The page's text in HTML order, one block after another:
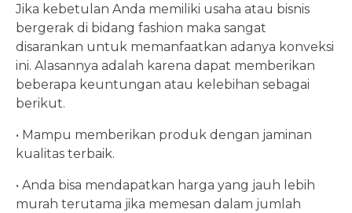
Jika kebetulan Anda memiliki usaha atau bisnis
bergerak di bidang fashion maka sangat
disarankan untuk memanfaatkan adanya konveksi
ini. Alasannya adalah karena dapat memberikan
beberapa keuntungan atau kelebihan sebagai
berikut.
• Mampu memberikan produk dengan jaminan
kualitas terbaik.
• Anda bisa mendapatkan harga yang jauh lebih
murah terutama jika memesan dalam jumlah